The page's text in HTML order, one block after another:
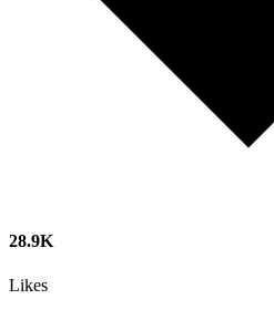
28.9K
Likes